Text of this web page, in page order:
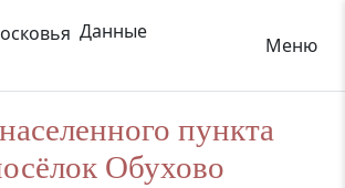
Данные
Меню
пункта
Обухово